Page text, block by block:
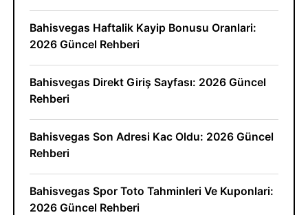
Bahisvegas Haftalik Kayip Bonusu Oranlari:
2026 Güncel Rehberi
Bahisvegas Direkt Giriş Sayfası: 2026 Güncel
Rehberi
Bahisvegas Son Adresi Kac Oldu: 2026 Güncel
Rehberi
Bahisvegas Spor Toto Tahminleri Ve Kuponlari:
2026 Güncel Rehberi